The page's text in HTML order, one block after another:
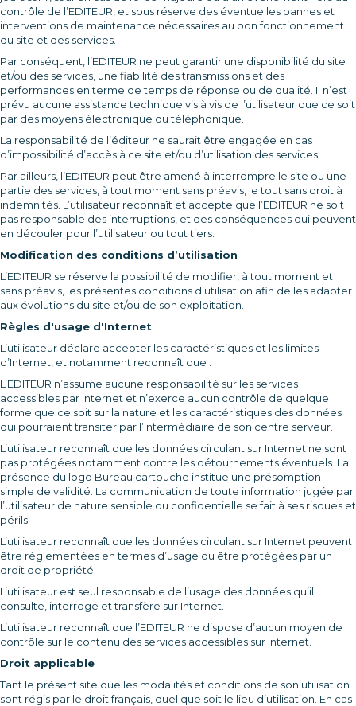
contrôle de l’EDITEUR, et sous réserve des éventuelles pannes et
interventions de maintenance nécessaires au bon fonctionnement
du site et des services.
Par conséquent, l’EDITEUR ne peut garantir une disponibilité du site
et/ou des services, une fiabilité des transmissions et des
performances en terme de temps de réponse ou de qualité. Il n’est
prévu aucune assistance technique vis à vis de l’utilisateur que ce soit
par des moyens électronique ou téléphonique.
La responsabilité de l’éditeur ne saurait être engagée en cas
d’impossibilité d’accès à ce site et/ou d’utilisation des services.
Par ailleurs, l’EDITEUR peut être amené à interrompre le site ou une
partie des services, à tout moment sans préavis, le tout sans droit à
indemnités. L’utilisateur reconnaît et accepte que l’EDITEUR ne soit
pas responsable des interruptions, et des conséquences qui peuvent
en découler pour l’utilisateur ou tout tiers.
Modification des conditions d’utilisation
L’EDITEUR se réserve la possibilité de modifier, à tout moment et
sans préavis, les présentes conditions d’utilisation afin de les adapter
aux évolutions du site et/ou de son exploitation.
Règles d'usage d'Internet
L’utilisateur déclare accepter les caractéristiques et les limites
d’Internet, et notamment reconnaît que :
L’EDITEUR n’assume aucune responsabilité sur les services
accessibles par Internet et n’exerce aucun contrôle de quelque
forme que ce soit sur la nature et les caractéristiques des données
qui pourraient transiter par l’intermédiaire de son centre serveur.
L’utilisateur reconnaît que les données circulant sur Internet ne sont
pas protégées notamment contre les détournements éventuels. La
présence du logo Bureau cartouche institue une présomption
simple de validité. La communication de toute information jugée par
l’utilisateur de nature sensible ou confidentielle se fait à ses risques et
périls.
L’utilisateur reconnaît que les données circulant sur Internet peuvent
être réglementées en termes d’usage ou être protégées par un
droit de propriété.
L’utilisateur est seul responsable de l’usage des données qu’il
consulte, interroge et transfère sur Internet.
L’utilisateur reconnaît que l’EDITEUR ne dispose d’aucun moyen de
contrôle sur le contenu des services accessibles sur Internet.
Droit applicable
Tant le présent site que les modalités et conditions de son utilisation
sont régis par le droit français, quel que soit le lieu d’utilisation. En cas